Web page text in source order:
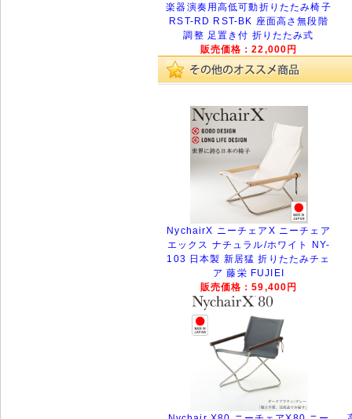
楽器演奏用高低可動折りたたみ椅子
RST-RD RST-BK 座面高さ無段階
調整 足置き付 折りたたみ式
販売価格：22,000円
NychairX ニーチェアX ニーチェア
エックス ナチュラル/ホワイト NY-
103 日本製 新居猛 折りたたみチェ
ア 藤栄 FUJIEI
販売価格：59,400円